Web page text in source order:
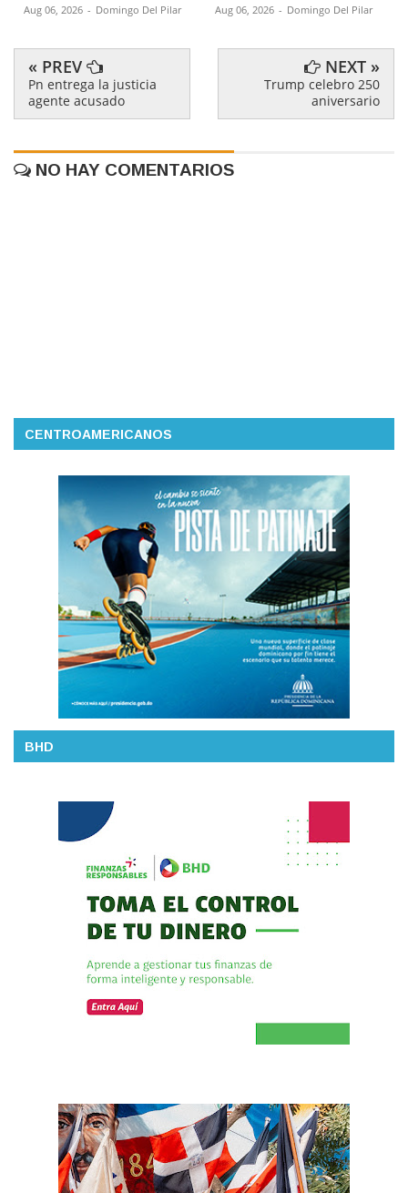
Aug 06, 2026 - Domingo Del Pilar Aug 06, 2026 - Domingo Del Pilar
« PREV
Pn entrega la justicia
agente acusado
NEXT »
Trump celebro 250
aniversario
NO HAY COMENTARIOS
CENTROAMERICANOS
BHD